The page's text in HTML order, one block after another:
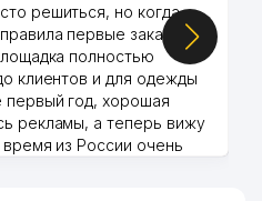
652 м
664 м
665 м
решиться, но когда
первые заказы,
полностью
клиентов и для одежды
первый год, хорошая
рекламы, а теперь вижу
из России очень